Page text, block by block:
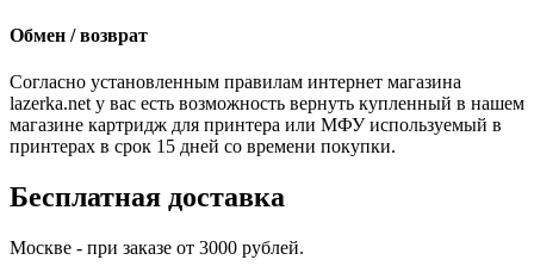
Обмен / возврат
Согласно установленным правилам интернет магазина
lazerka.net у вас есть возможность вернуть купленный в нашем
магазине картридж для принтера или МФУ используемый в
принтерах в срок 15 дней со времени покупки.
Бесплатная доставка
Москве - при заказе от 3000 рублей.